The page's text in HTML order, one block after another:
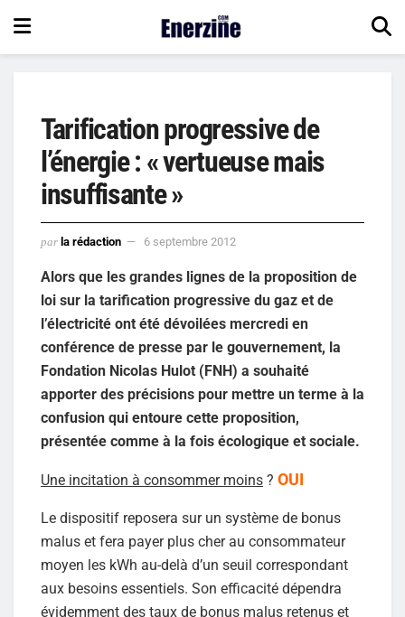
Tarification progressive de
l’énergie : « vertueuse mais
insuffisante »
par la rédaction 6 septembre 2012
Alors que les grandes lignes de la proposition de
loi sur la tarification progressive du gaz et de
l’électricité ont été dévoilées mercredi en
conférence de presse par le gouvernement, la
Fondation Nicolas Hulot (FNH) a souhaité
apporter des précisions pour mettre un terme à la
confusion qui entoure cette proposition,
présentée comme à la fois écologique et sociale.
Une incitation à consommer moins ? OUI
Le dispositif reposera sur un système de bonus
malus et fera payer plus cher au consommateur
moyen les kWh au-delà d’un seuil correspondant
aux besoins essentiels. Son efficacité dépendra
évidemment des taux de bonus malus retenus et